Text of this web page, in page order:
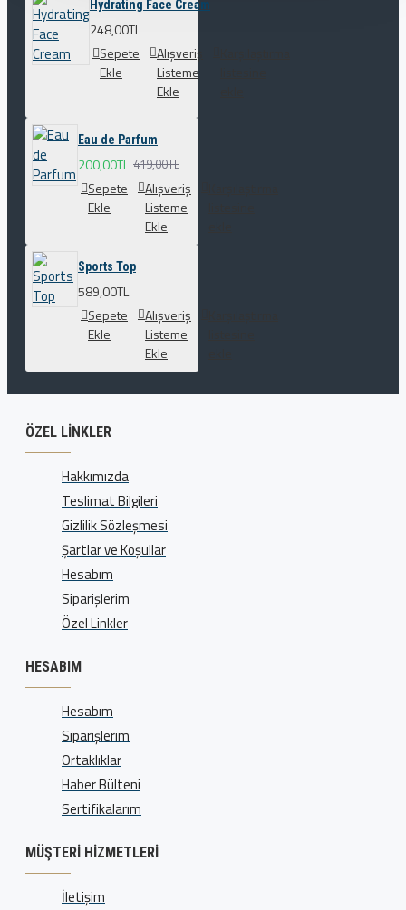
Hydrating Face Cream
248,00TL
Sepete
Ekle
Alışveriş
Listeme
Ekle
Eau de Parfum
200,00TL 419,00TL
Sepete
Ekle
Alışveriş
Listeme
Ekle
Sports Top
589,00TL
Sepete
Ekle
Alışveriş
Listeme
Ekle
ÖZEL LINKLER
Hakkımızda
Teslimat Bilgileri
Gizlilik Sözleşmesi
Şartlar ve Koşullar
Hesabım
Siparişlerim
Özel Linkler
HESABIM
Hesabım
Siparişlerim
Ortaklıklar
Haber Bülteni
Sertifikalarım
MÜŞTERI HIZMETLERI
İletişim